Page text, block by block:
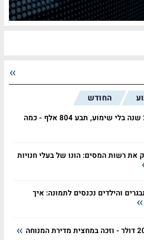
החודש
פוטר אחרי 29 שנה בלי שימוע, תבע 804 אלף - כמה
את רשות המסים: הונו של בעלי חנויות
והילדים נכנסים לתמונה: איך